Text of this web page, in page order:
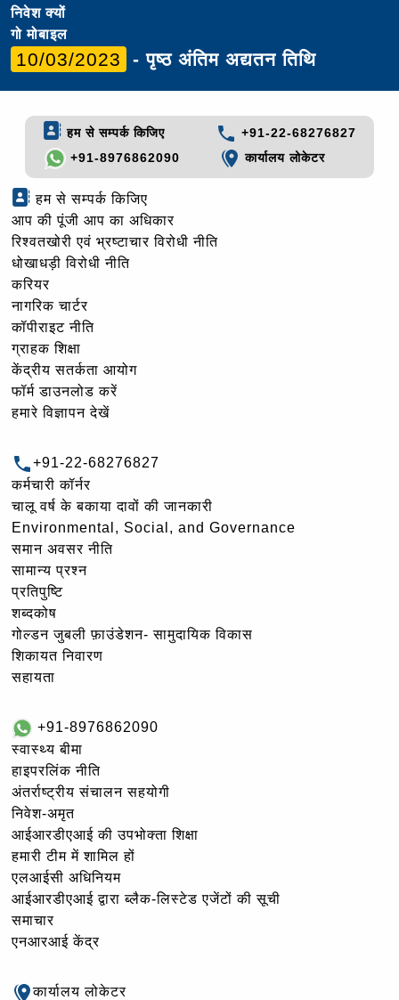
निवेश क्यों
गो मोबाइल
10/03/2023 - पृष्ठ अंतिम अद्यतन तिथि
हम से सम्पर्क किजिए
+91-22-68276827
+91-8976862090
कार्यालय लोकेटर
हम से सम्पर्क किजिए
आप की पूंजी आप का अधिकार
रिश्वतखोरी एवं भ्रष्टाचार विरोधी नीति
धोखाधड़ी विरोधी नीति
करियर
नागरिक चार्टर
कॉपीराइट नीति
ग्राहक शिक्षा
केंद्रीय सतर्कता आयोग
फॉर्म डाउनलोड करें
हमारे विज्ञापन देखें
+91-22-68276827
कर्मचारी कॉर्नर
चालू वर्ष के बकाया दावों की जानकारी
Environmental, Social, and Governance
समान अवसर नीति
सामान्य प्रश्न
प्रतिपुष्टि
शब्दकोष
गोल्‍डन जुबली फ़ाउंडेशन- सामुदायिक विकास
शिकायत निवारण
सहायता
+91-8976862090
स्वास्थ्य बीमा
हाइपरलिंक नीति
अंतर्राष्ट्रीय संचालन सहयोगी
निवेश-अमृत
आईआरडीएआई की उपभोक्ता शिक्षा
हमारी टीम में शामिल हों
एलआईसी अधिनियम
आईआरडीएआई द्वारा ब्लैक-लिस्टेड एजेंटों की सूची
समाचार
एनआरआई केंद्र
कार्यालय लोकेटर